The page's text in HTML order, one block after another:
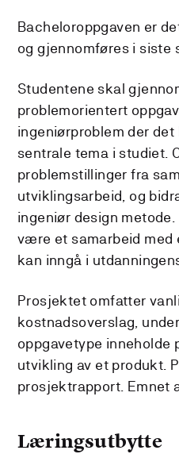
Bacheloroppgaven er
og gjennomføres i siste
Studentene skal
problemorientert
ingeniørproblem der
sentrale tema i studiet.
problemstillinger fra
utviklingsarbeid, og
ingeniør design
være et samarbeid med
kan inngå i
Prosjektet omfatter
kostnadsoverslag,
oppgavetype inneholde
utvikling av et produkt.
prosjektrapport. Emnet
Læringsutbytte